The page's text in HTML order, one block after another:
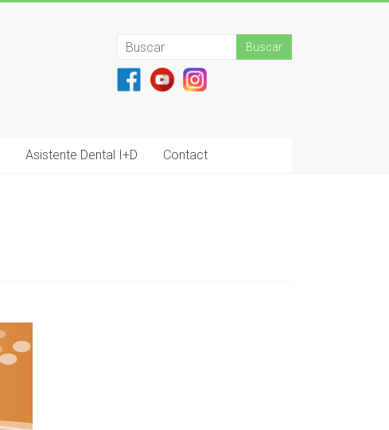
Asistente Dental I+D Contact